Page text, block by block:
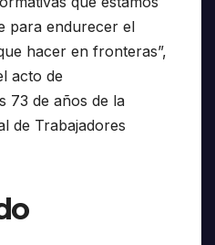
para endurecer el
hacer en fronteras”,
acto de
73 de años de la
de Trabajadores